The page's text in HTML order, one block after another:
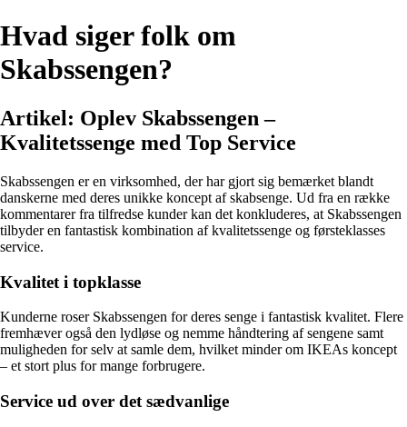
Hvad siger folk om
Skabssengen?
Artikel: Oplev Skabssengen –
Kvalitetssenge med Top Service
Skabssengen er en virksomhed, der har gjort sig bemærket blandt
danskerne med deres unikke koncept af skabsenge. Ud fra en række
kommentarer fra tilfredse kunder kan det konkluderes, at Skabssengen
tilbyder en fantastisk kombination af kvalitetssenge og førsteklasses
service.
Kvalitet i topklasse
Kunderne roser Skabssengen for deres senge i fantastisk kvalitet. Flere
fremhæver også den lydløse og nemme håndtering af sengene samt
muligheden for selv at samle dem, hvilket minder om IKEAs koncept
– et stort plus for mange forbrugere.
Service ud over det sædvanlige